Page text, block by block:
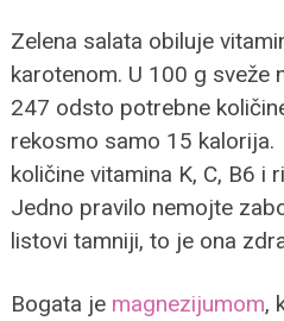
Zelena salata obiluje
karotenom. U 100 g sveže
247 odsto potrebne
rekosmo samo 15
količine vitamina K, C, B6 i
Jedno pravilo nemojte
listovi tamniji, to je ona
Bogata je magnezijumom,